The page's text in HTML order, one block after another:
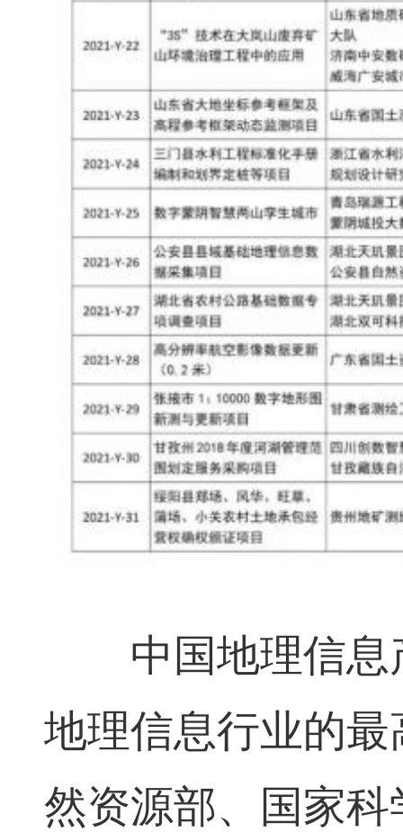
中国地理信息
地理信息行业的
然资源部、国家